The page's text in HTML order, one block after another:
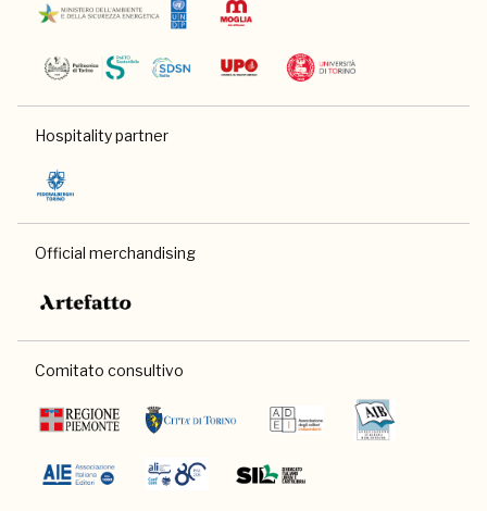
Hospitality partner
Official merchandising
Comitato consultivo